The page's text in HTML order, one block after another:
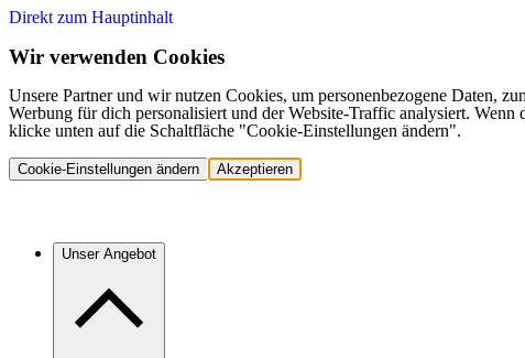
Direkt zum Hauptinhalt
Wir verwenden Cookies
Unsere Partner und wir nutzen Cookies, um personenbezogene Daten,
Werbung für dich personalisiert und der Website-Traffic analysiert. Wenn
klicke unten auf die Schaltfläche "Cookie-Einstellungen ändern".
Cookie-Einstellungen ändern Akzeptieren
Unser Angebot